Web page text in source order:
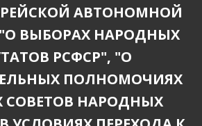
АВТОНОМНОЙ
ВЫБОРАХ НАРОДНЫХ
РСФСР", "О
ПОЛНОМОЧИЯХ
СОВЕТОВ НАРОДНЫХ